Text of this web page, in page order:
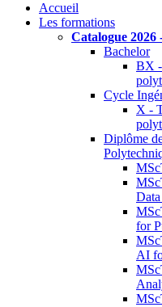
Accueil
Les formations
Catalogue 2026
Bachelor
BX -
Cycle
X -
Diplôme
for
AI